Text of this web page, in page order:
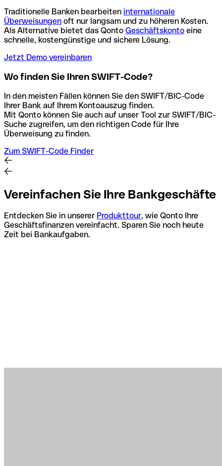
Traditionelle Banken bearbeiten internationale
Überweisungen oft nur langsam und zu höheren Kosten.
Als Alternative bietet das Qonto Geschäftskonto eine
schnelle, kostengünstige und sichere Lösung.
Jetzt Demo vereinbaren
Wo finden Sie Ihren SWIFT-Code?
In den meisten Fällen können Sie den SWIFT/BIC-Code
Ihrer Bank auf Ihrem Kontoauszug finden.
Mit Qonto können Sie auch auf unser Tool zur SWIFT/BIC-
Suche zugreifen, um den richtigen Code für Ihre
Überweisung zu finden.
Zum SWIFT-Code Finder
Vereinfachen Sie Ihre Bankgeschäfte
Entdecken Sie in unserer Produkttour, wie Qonto Ihre
Geschäftsfinanzen vereinfacht. Sparen Sie noch heute
Zeit bei Bankaufgaben.